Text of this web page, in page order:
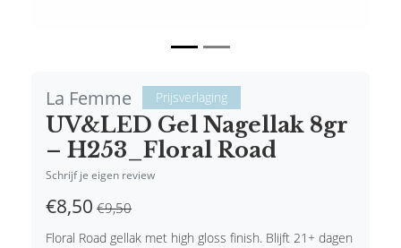
La Femme Prijsverlaging
UV&LED Gel Nagellak 8gr
– H253_Floral Road
Schrijf je eigen review
€8,50 €9,50
Floral Road gellak met high gloss finish. Blijft 21+ dagen